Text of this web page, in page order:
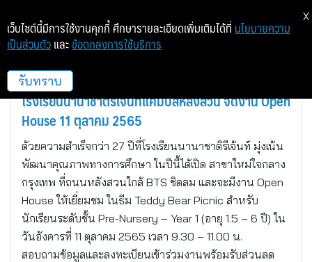
โรงเรียนนานาชาติรีเจ้นท์กรุงเทพฯ
โรงเรียนนานาชาติรีเจ้นท์แคมปัสหลังสวน จัดงาน Open
House 11 ตุลาคม 2565
ด้วยความสำเร็จกว่า 27 ปีที่โรงเรียนนานาชาติรีเจ้นท์ มุ่งเน้น
พัฒนาคุณภาพทางการศึกษา ในปีนี้ได้เปิด สาขาใหม่ใจกลาง
กรุงเทพ ที่ถนนหลังสวนใกล้ BTS ชิดลม และจะมีงาน Open
House ให้เยี่ยมชม ในธีม Teddy Bear Picnic สำหรับ
นักเรียนระดับชั้น Pre-Nursery – Year 1 (อายุ 1.5 – 6 ปี) ใน
วันอังคารที่ 11 ตุลาคม 2565 เวลา 9.30 – 11.00 น.
สอบถามข้อมูลและลงทะเบียนเข้าร่วมงานพร้อมรับส่วนลด
เว็บไซต์นี้มีการใช้งานคุกกี้ ศึกษารายละเอียดเพิ่มเติมได้ที่ นโยบายความ
เป็นส่วนตัว และ ข้อตกลงการใช้บริการ
รับทราบ
X